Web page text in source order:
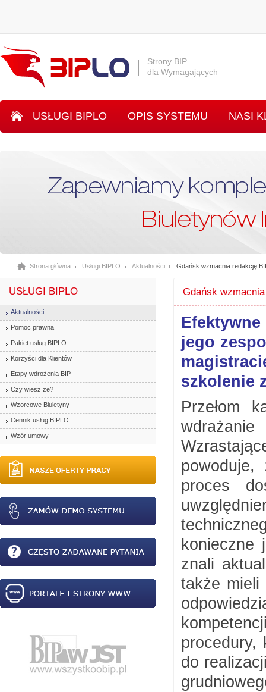
Strony BIP
dla Wymagających
USŁUGI BIPLO OPIS SYSTEMU NASI
Strona główna Usługi BIPLO Aktualności Gdańsk wzmacnia redakcję
Gdańsk
jego
szkolenie
Przełom
proces
konieczne
znali
także
procedury,
do
USŁUGI BIPLO
Aktualności
Pomoc prawna
Pakiet usług BIPLO
Korzyści dla Klientów
Etapy wdrożenia BIP
Czy wiesz że?
Wzorcowe Biuletyny
Cennik usług BIPLO
Wzór umowy